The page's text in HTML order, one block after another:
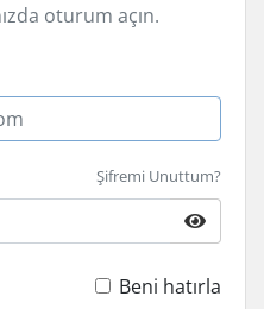
oturum açın.
Şifremi Unuttum?
Beni hatırla